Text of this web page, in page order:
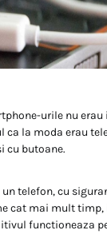
urile nu erau
la moda erau
cu butoane.
telefon, cu
cat mai mult timp,
functioneaza